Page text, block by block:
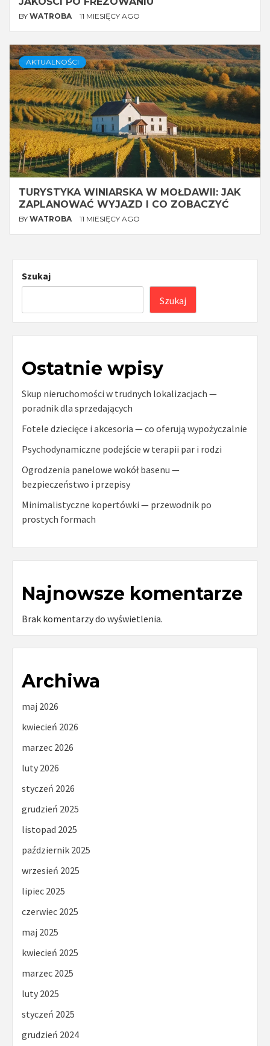
BY WATROBA 11 MIESIĘCY AGO
AKTUALNOŚCI
TURYSTYKA WINIARSKA W MOŁDAWII: JAK
ZAPLANOWAĆ WYJAZD I CO ZOBACZYĆ
BY WATROBA 11 MIESIĘCY AGO
Szukaj
Szukaj
Ostatnie wpisy
Skup nieruchomości w trudnych lokalizacjach —
poradnik dla sprzedających
Fotele dziecięce i akcesoria — co oferują wypożyczalnie
Psychodynamiczne podejście w terapii par i rodzi
Ogrodzenia panelowe wokół basenu —
bezpieczeństwo i przepisy
Minimalistyczne kopertówki — przewodnik po
prostych formach
Najnowsze komentarze
Brak komentarzy do wyświetlenia.
Archiwa
maj 2026
kwiecień 2026
marzec 2026
luty 2026
styczeń 2026
grudzień 2025
listopad 2025
październik 2025
wrzesień 2025
lipiec 2025
czerwiec 2025
maj 2025
kwiecień 2025
marzec 2025
luty 2025
styczeń 2025
grudzień 2024